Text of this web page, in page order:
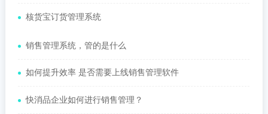
核货宝订货管理系统
销售管理系统，管的是什么
如何提升效率 是否需要上线销售管理软件
快消品企业如何进行销售管理？